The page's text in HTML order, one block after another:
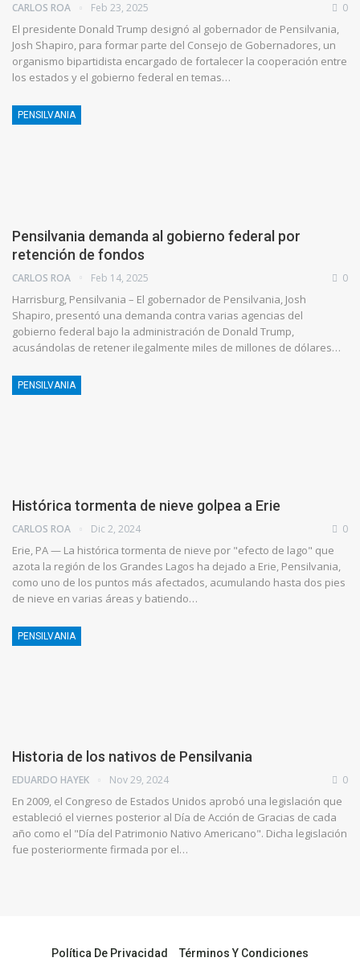
CARLOS ROA Feb 23, 2025 0
El presidente Donald Trump designó al gobernador de Pensilvania,
Josh Shapiro, para formar parte del Consejo de Gobernadores, un
organismo bipartidista encargado de fortalecer la cooperación entre
los estados y el gobierno federal en temas…
PENSILVANIA
Pensilvania demanda al gobierno federal por
retención de fondos
CARLOS ROA Feb 14, 2025 0
Harrisburg, Pensilvania – El gobernador de Pensilvania, Josh
Shapiro, presentó una demanda contra varias agencias del
gobierno federal bajo la administración de Donald Trump,
acusándolas de retener ilegalmente miles de millones de dólares…
PENSILVANIA
Histórica tormenta de nieve golpea a Erie
CARLOS ROA Dic 2, 2024 0
Erie, PA — La histórica tormenta de nieve por "efecto de lago" que
azota la región de los Grandes Lagos ha dejado a Erie, Pensilvania,
como uno de los puntos más afectados, acumulando hasta dos pies
de nieve en varias áreas y batiendo…
PENSILVANIA
Historia de los nativos de Pensilvania
EDUARDO HAYEK Nov 29, 2024 0
En 2009, el Congreso de Estados Unidos aprobó una legislación que
estableció el viernes posterior al Día de Acción de Gracias de cada
año como el "Día del Patrimonio Nativo Americano". Dicha legislación
fue posteriormente firmada por el…
Política De Privacidad
Términos Y Condiciones